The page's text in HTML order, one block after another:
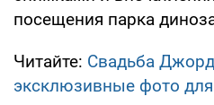
посещения парка
Читайте: Свадьба
эксклюзивные фото